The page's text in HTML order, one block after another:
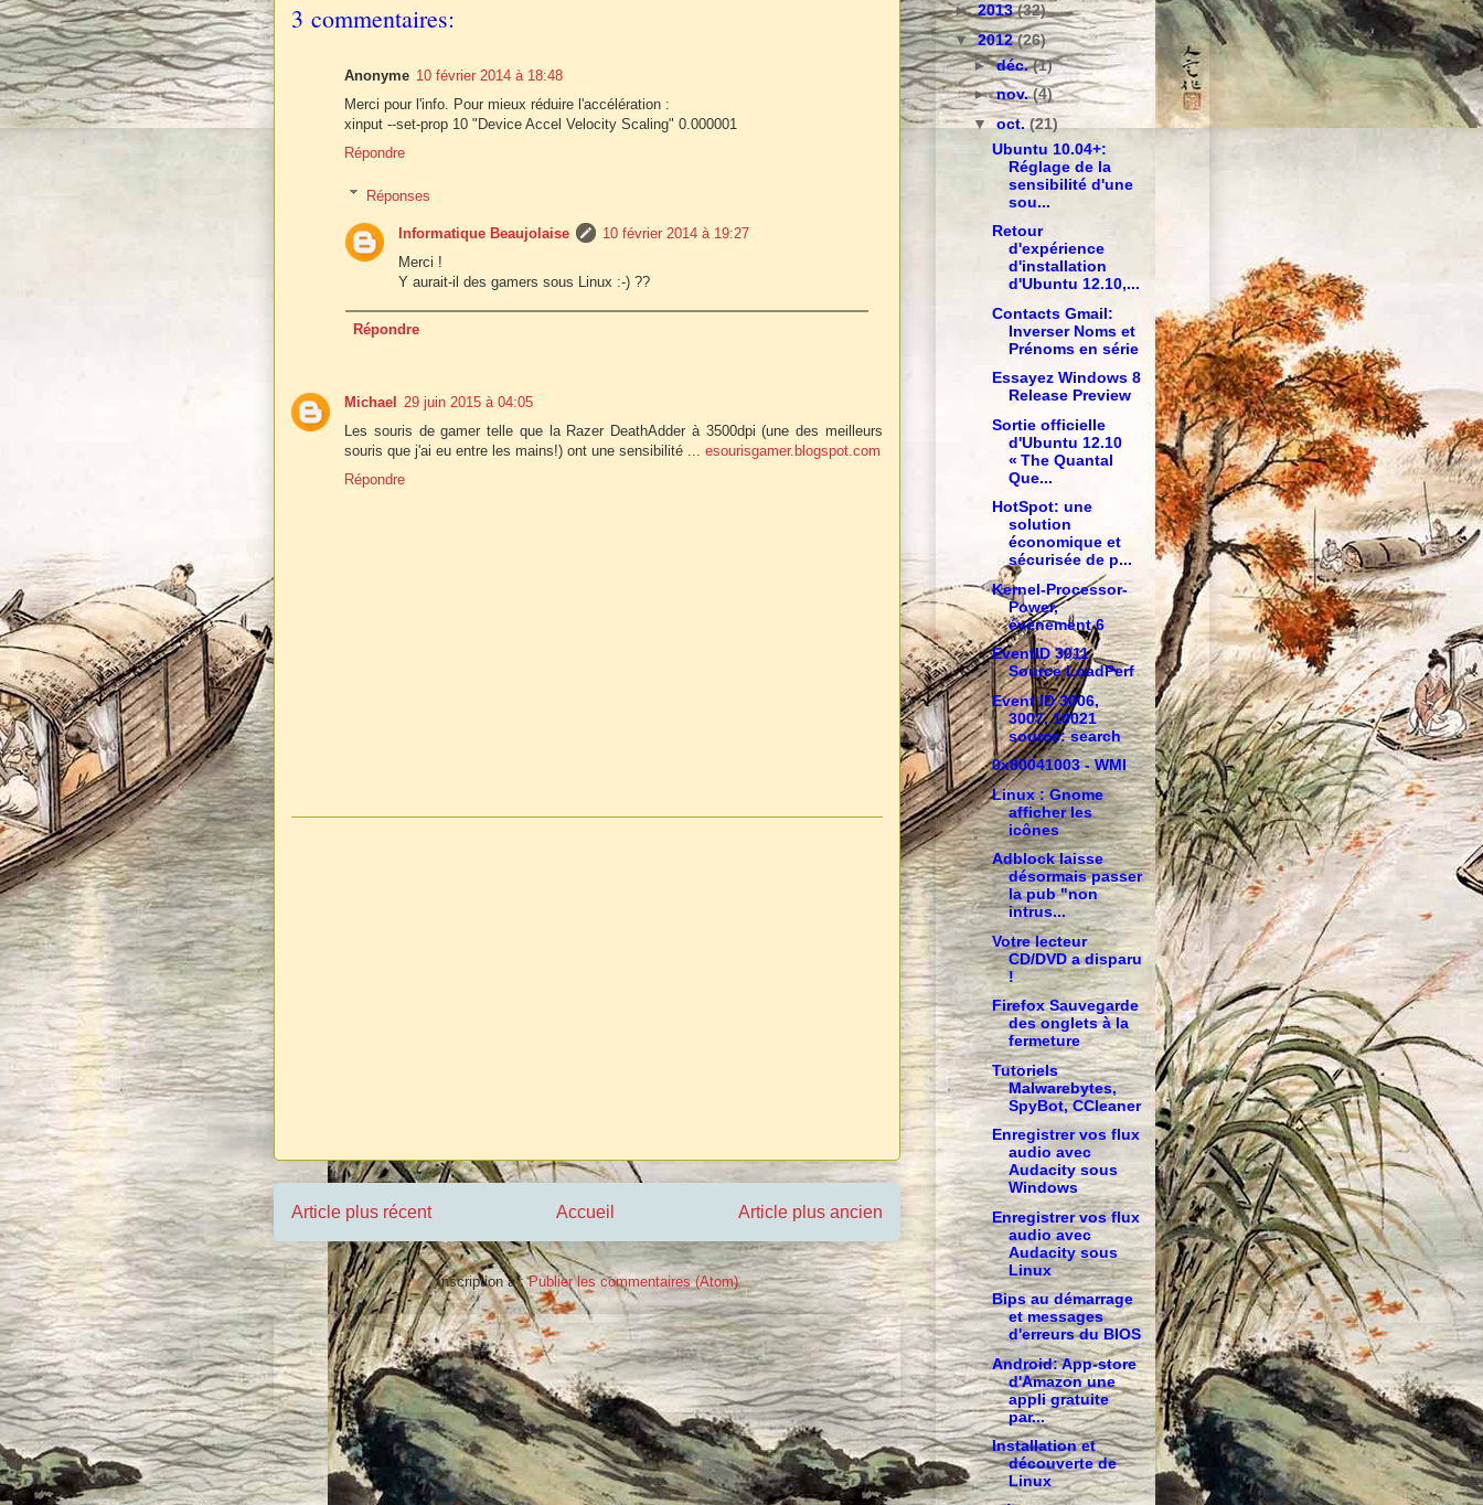
3 commentaires:
Anonyme 10 février 2014 à 18:48
Merci pour l'info. Pour mieux réduire l'accélération :
xinput --set-prop 10 "Device Accel Velocity Scaling" 0.000001
Répondre
Réponses
Informatique Beaujolaise
10 février 2014 à 19:27
Merci !
Y aurait-il des gamers sous Linux :-) ??
Répondre
Michael
29 juin 2015 à 04:05
Les souris de gamer telle que la Razer DeathAdder à 3500dpi (une des meilleurs
souris que j'ai eu entre les mains!) ont une sensibilité ... esourisgamer.blogspot.com
Répondre
Article plus récent Article plus ancien
Accueil
Inscription à :Publier les commentaires (Atom)
►2013(32)
▼2012(26)
►déc.(1)
►nov.(4)
▼oct.(21)
Ubuntu 10.04+:
Réglage de la
sensibilité d'une
sou...
Retour
d'expérience
d'installation
d'Ubuntu 12.10,...
Contacts Gmail:
Inverser Noms et
Prénoms en série
Essayez Windows 8
Release Preview
Sortie officielle
d'Ubuntu 12.10
« The Quantal
Que...
HotSpot: une
solution
économique et
sécurisée de p...
Kernel-Processor-
Power,
évènement 6
EventID 3011
Source LoadPerf
Event ID 3006,
3007, 10021
source: search
0x80041003 - WMI
Linux : Gnome
afficher les
icônes
Adblock laisse
désormais passer
la pub "non
intrus...
Votre lecteur
CD/DVD a disparu
!
Firefox Sauvegarde
des onglets à la
fermeture
Tutoriels
Malwarebytes,
SpyBot, CCleaner
Enregistrer vos flux
audio avec
Audacity sous
Windows
Enregistrer vos flux
audio avec
Audacity sous
Linux
Bips au démarrage
et messages
d'erreurs du BIOS
Android: App-store
d'Amazon une
appli gratuite
par...
Installation et
découverte de
Linux